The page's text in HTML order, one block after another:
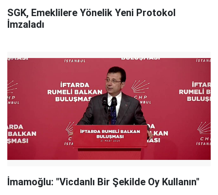
SGK, Emeklilere Yönelik Yeni Protokol
İmzaladı
İmamoğlu: "Vicdanlı Bir Şekilde Oy Kullanın"